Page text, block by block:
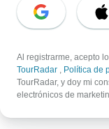
Desde €3,175
Regístrate
Precio
Anticipo adicional
Al registrarme, acepto
TourRadar , Política de
TourRadar, y doy mi
electrónicos de